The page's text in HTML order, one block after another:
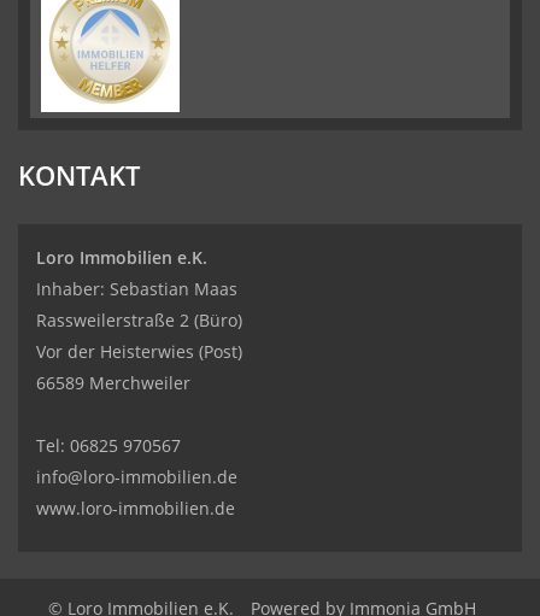
KONTAKT
Loro Immobilien e.K.
Inhaber: Sebastian Maas
Rassweilerstraße 2 (Büro)
Vor der Heisterwies (Post)
66589 Merchweiler
Tel: 06825 970567
info@loro-immobilien.de
www.loro-immobilien.de
© Loro Immobilien e.K. Powered by Immonia GmbH